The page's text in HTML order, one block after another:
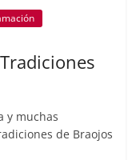
y muchas
de Braojos